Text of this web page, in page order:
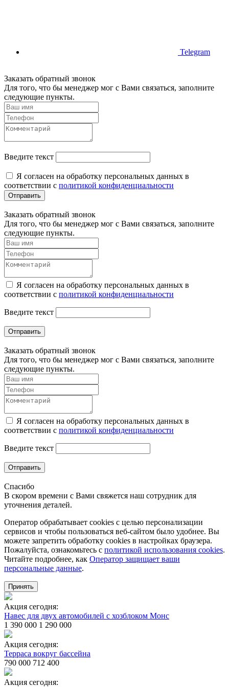
Telegram
Заказать обратный звонок
Для того, что бы менеджер мог с Вами связаться, заполните
следующие пункты.
Введите текст
Я согласен на обработку персональных данных в
соответствии с политикой конфиденциальности
Отправить
Заказать обратный звонок
Для того, что бы менеджер мог с Вами связаться, заполните
следующие пункты.
Я согласен на обработку персональных данных в
соответствии с политикой конфиденциальности
Введите текст
Отправить
Заказать обратный звонок
Для того, что бы менеджер мог с Вами связаться, заполните
следующие пункты.
Я согласен на обработку персональных данных в
соответствии с политикой конфиденциальности
Введите текст
Отправить
Спасибо
В скором времени с Вами свяжется наш сотрудник для
уточнения деталей.
Оператор обрабатывает cookies с целью персонализации
сервисов и чтобы пользоваться веб-сайтом было удобнее. Вы
можете запретить обработку сookies в настройках браузера.
Пожалуйста, ознакомьтесь с политикой использования cookies.
Читайте подробнее, как Оператор защищает ваши
персональные данные.
Принять
Акция сегодня:
Навес для двух автомобилей с хозблоком Монс
1 390 000 1 290 000
Акция сегодня:
Терраса вокруг бассейна
790 000 712 400
Акция сегодня: